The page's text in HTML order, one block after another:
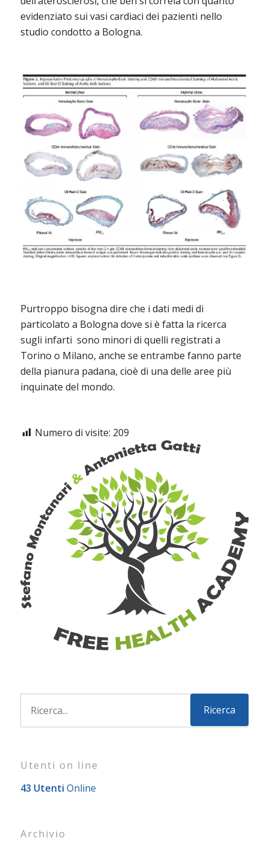
evidenziato sui vasi cardiaci dei pazienti nello
studio condotto a Bologna.
Purtroppo bisogna dire che i dati medi di
particolato a Bologna dove si è fatta la ricerca
sugli infarti sono minori di quelli registrati a
Torino o Milano, anche se entrambe fanno parte
della pianura padana, cioè di una delle aree più
inquinate del mondo.
Numero di visite: 209
Utenti on line
43 Utenti Online
Archivio